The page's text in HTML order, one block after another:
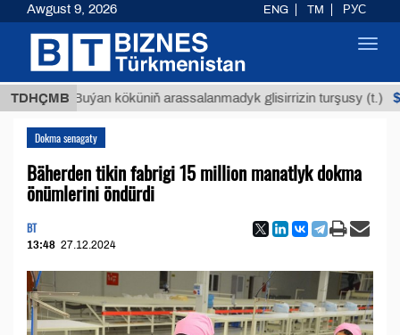
TDHÇMB
Buýan köküniň arassalanmadyk glisirrizin turşusy (t.)
Dokma senagaty
Bäherden tikin fabrigi 15 million manatlyk dokma
önümlerini öndürdi
BT
13:48 27.12.2024
Awgust 9, 2026 ENG TM РУС